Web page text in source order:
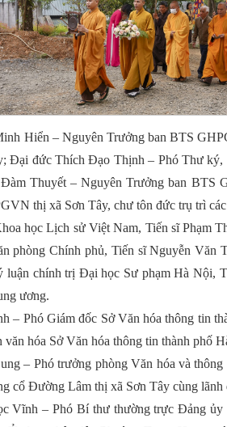
Hiển – Nguyên Trưởng ban BTS
Đại đức Thích Đạo Thịnh – Phó Thư
Thuyết – Nguyên Trưởng ban BTS
thị xã Sơn Tây, chư tôn đức trụ trì các
Lịch sử Việt Nam, Tiến sĩ Phạm
Chính phủ, Tiến sĩ Nguyễn Văn
chính trị Đại học Sư phạm Hà
ương.
Giám đốc Sở Văn hóa thông tin
hóa Sở Văn hóa thông tin thành phố
Phó trưởng phòng Văn hóa và
cổ Đường Lâm thị xã Sơn Tây cùng lãnh
– Phó Bí thư thường trực Đảng ủy